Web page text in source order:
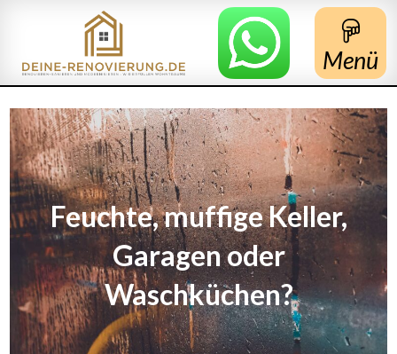
Menü
Feuchte, muffige Keller,
Garagen oder
Waschküchen?